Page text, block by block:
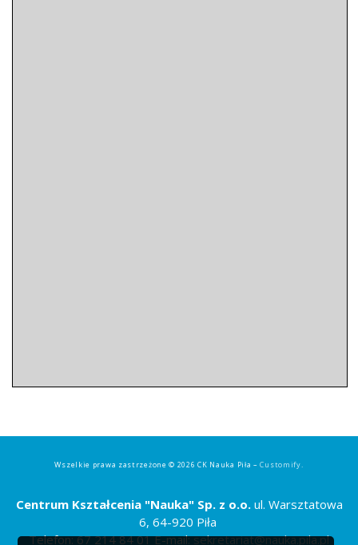
Wszelkie prawa zastrzeżone © 2026 CK Nauka Piła –Customify.
Centrum Kształcenia "Nauka" Sp. z o.o.ul. Warsztatowa
6, 64-920 Piła
Telefon: 67 214 84 01 E-mail:sekretariat@nauka.pila.pl